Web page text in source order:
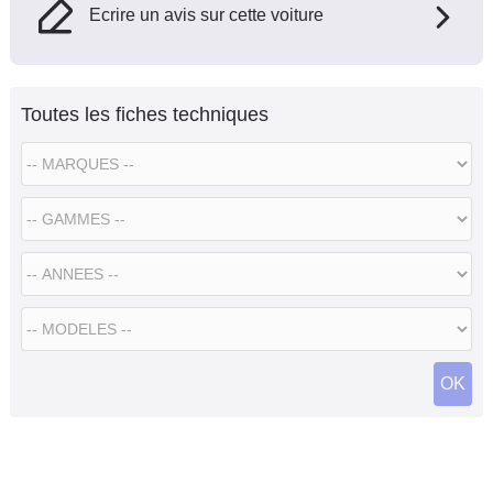
Ecrire un avis sur cette voiture
Toutes les fiches techniques